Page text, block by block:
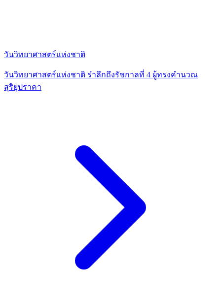
วันวิทยาศาสตร์แห่งชาติ
วันวิทยาศาสตร์แห่งชาติ รำลึกถึงรัชกาลที่ 4 ผู้ทรงคำนวณ
สุริยุปราคา